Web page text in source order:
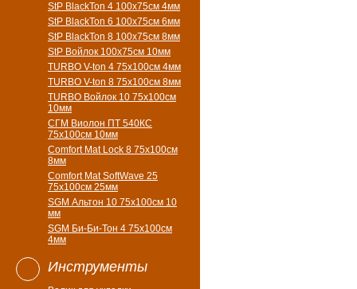
StP BlackTon 4 100х75см 4мм
StP BlackTon 6 100х75см 6мм
StP BlackTon 8 100х75см 8мм
StP Войлок 100х75см 10мм
TURBO V-ton 4 75х100см 4мм
TURBO V-ton 8 75х100см 8мм
TURBO Войлок 10 75х100см
10мм
СГМ Виолон ПТ 540КС
75х100см 10мм
Comfort Mat Lock 8 75х100см
8мм
Comfort Mat SoftWave 25
75х100см 25мм
SGM Альтон 10 75x100см 10
мм
SGM Би-Би-Тон 4 75х100см
4мм
Инструменты